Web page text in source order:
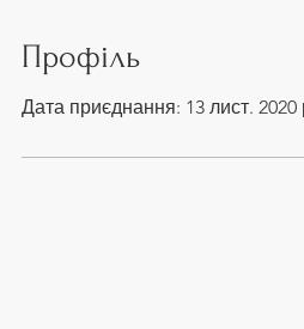
Профіль
Дата приєднання: 13 лист. 2020